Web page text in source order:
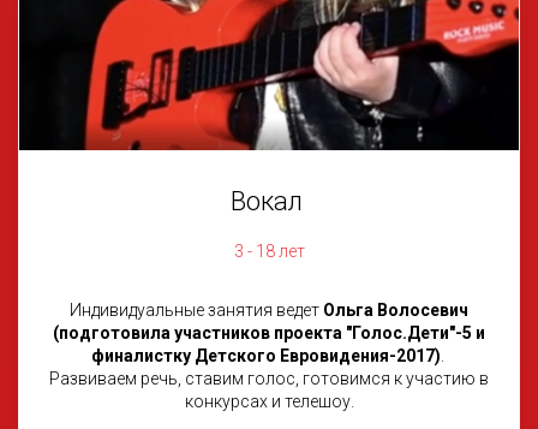
Вокал
3 - 18 лет
Индивидуальные занятия ведет Ольга Волосевич
(подготовила участников проекта "Голос.Дети"-5 и
финалистку Детского Евровидения-2017)
Развиваем речь, ставим голос, готовимся к участию в
конкурсах и телешоу.